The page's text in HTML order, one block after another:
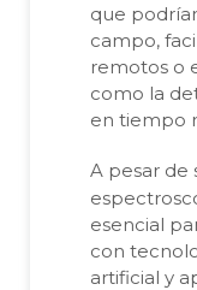
que
campo,
remotos o
como la
en tiempo
A pesar de
esencial
con
artificial y